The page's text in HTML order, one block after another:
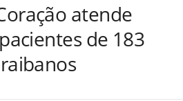
atende
de 183